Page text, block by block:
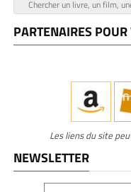
PARTENAIRES
Les liens du site
NEWSLETTER